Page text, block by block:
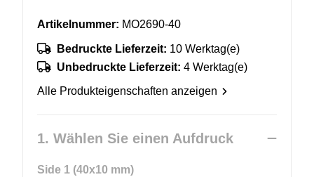
Artikelnummer: MO2690-40
Bedruckte Lieferzeit: 10 Werktag(e)
Unbedruckte Lieferzeit: 4 Werktag(e)
Alle Produkteigenschaften anzeigen
1. Wählen Sie einen Aufdruck
Side 1 (40x10 mm)